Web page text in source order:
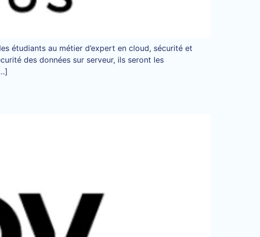
étudiants au métier d’expert en cloud, sécurité et
des données sur serveur, ils seront les